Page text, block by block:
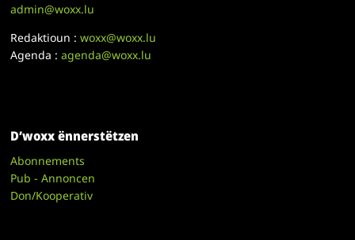
admin@woxx.lu
Redaktioun :woxx@woxx.lu
Agenda :agenda@woxx.lu
D’woxx ënnerstëtzen
Abonnements
Pub - Annoncen
Don/Kooperativ